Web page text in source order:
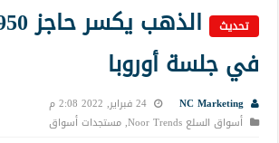
تحديث
في جلسة أوروبا
NC Marketing
24 فبراير, 2022 2:08 م
أسواق السلع Noor Trends
,مستجدات أسواق